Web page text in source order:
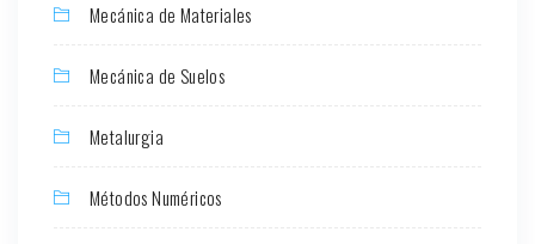
Mecánica de Materiales
Mecánica de Suelos
Metalurgia
Métodos Numéricos